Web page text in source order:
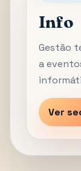
Info
Gestão
a
Ver